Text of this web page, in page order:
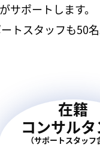
ポートします。
トスタッフも50名
在籍
コンサルタ
（サポートスタッフ